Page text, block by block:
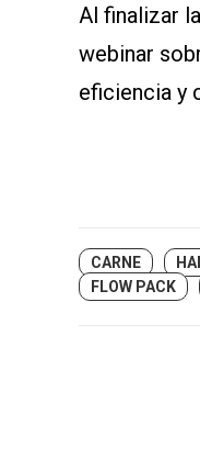
Al finalizar
webinar
eficiencia y
CARNE
FLOW PACK